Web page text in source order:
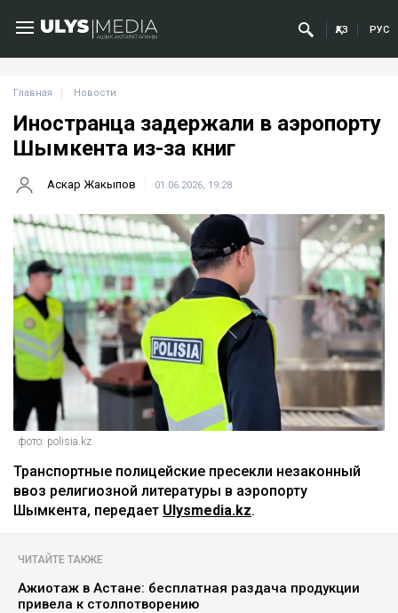
ҚАЗ РУС
Главная Новости
Иностранца задержали в аэропорту
Шымкента из-за книг
Аскар Жакыпов 01.06.2026, 19:28
фото: polisia.kz
Транспортные полицейские пресекли незаконный
ввоз религиозной литературы в аэропорту
Шымкента, передает Ulysmedia.kz.
ЧИТАЙТЕ ТАКЖЕ
Ажиотаж в Астане: бесплатная раздача продукции
привела к столпотворению